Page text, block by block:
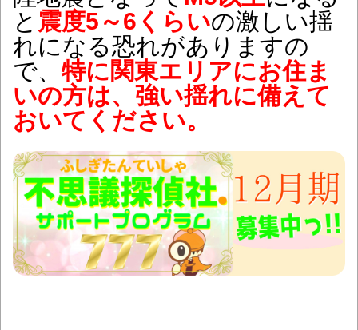
と 震度5～6くらいの激しい揺
れになる恐れがありますの
で、 特に関東エリアにお住ま
いの方は、強い揺れに備えて
おいてください。